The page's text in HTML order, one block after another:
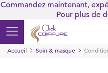
Commandez maintenant,
Pour plus de
Accueil
Soin & masque